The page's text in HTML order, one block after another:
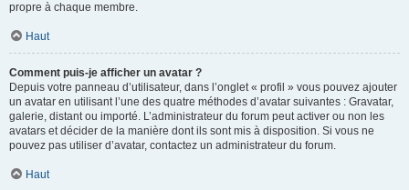
propre à chaque membre.
Haut
Comment puis-je afficher un avatar ?
Depuis votre panneau d’utilisateur, dans l’onglet « profil » vous pouvez ajouter
un avatar en utilisant l’une des quatre méthodes d’avatar suivantes : Gravatar,
galerie, distant ou importé. L’administrateur du forum peut activer ou non les
avatars et décider de la manière dont ils sont mis à disposition. Si vous ne
pouvez pas utiliser d’avatar, contactez un administrateur du forum.
Haut